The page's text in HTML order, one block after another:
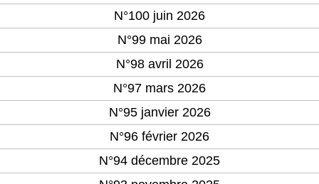
N°100 juin 2026
N°99 mai 2026
N°98 avril 2026
N°97 mars 2026
N°95 janvier 2026
N°96 février 2026
N°94 décembre 2025